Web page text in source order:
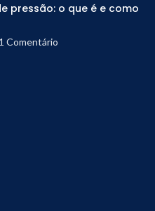
pressão: o que é e como
1 Comentário